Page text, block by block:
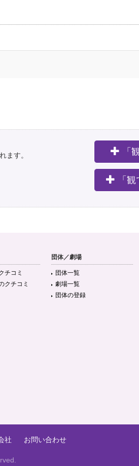
ます。
「
「
チコミ
クチコミ
団体／劇場
団体一覧
劇場一覧
団体の登録
社 お問い合わせ